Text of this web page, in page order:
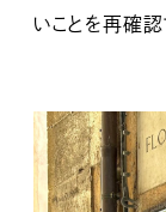
いことを再確認